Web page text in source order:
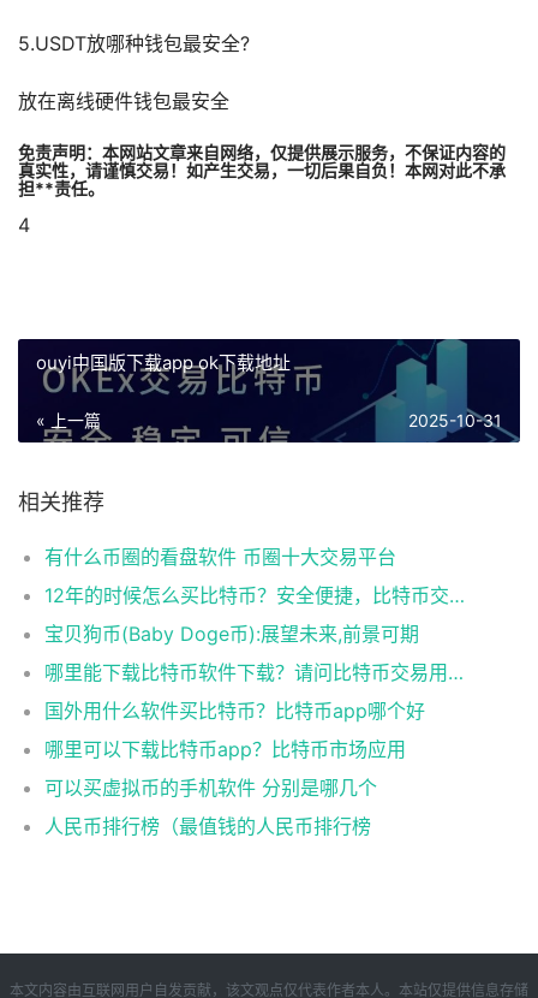
5.USDT放哪种钱包最安全?
放在离线硬件钱包最安全
免责声明：本网站文章来自网络，仅提供展示服务，不保证内容的
真实性，请谨慎交易！如产生交易，一切后果自负！本网对此不承
担**责任。
4
ouyi中国版下载app ok下载地址
« 上一篇 2025-10-31
相关推荐
有什么币圈的看盘软件 币圈十大交易平台
12年的时候怎么买比特币？安全便捷，比特币交易首选
宝贝狗币(Baby Doge币):展望未来,前景可期
哪里能下载比特币软件下载？请问比特币交易用什么软件
国外用什么软件买比特币？比特币app哪个好
哪里可以下载比特币app？比特币市场应用
可以买虚拟币的手机软件 分别是哪几个
人民币排行榜（最值钱的人民币排行榜
本文内容由互联网用户自发贡献，该文观点仅代表作者本人。本站仅提供信息存储